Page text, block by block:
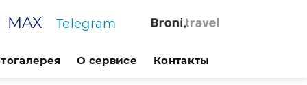
MAX Telegram
О сервисе Контакты